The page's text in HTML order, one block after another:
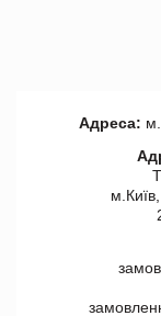
Адреса: